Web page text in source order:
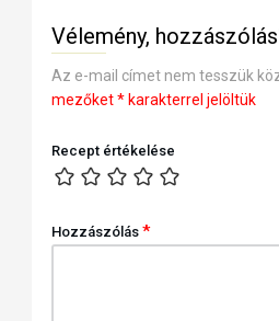
Vélemény,
Az e-mail címet nem tesszük
mezőket*karakterrel jelöltük
Recept értékelése
Hozzászólás *